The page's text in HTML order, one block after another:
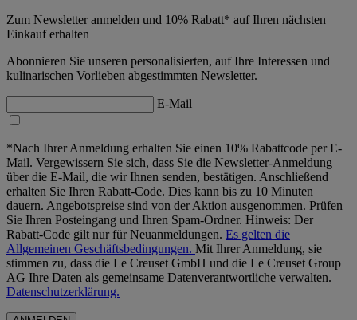
Zum Newsletter anmelden und 10% Rabatt* auf Ihren nächsten
Einkauf erhalten
Abonnieren Sie unseren personalisierten, auf Ihre Interessen und
kulinarischen Vorlieben abgestimmten Newsletter.
E-Mail
*Nach Ihrer Anmeldung erhalten Sie einen 10% Rabattcode per E-
Mail. Vergewissern Sie sich, dass Sie die Newsletter-Anmeldung
über die E-Mail, die wir Ihnen senden, bestätigen. Anschließend
erhalten Sie Ihren Rabatt-Code. Dies kann bis zu 10 Minuten
dauern. Angebotspreise sind von der Aktion ausgenommen. Prüfen
Sie Ihren Posteingang und Ihren Spam-Ordner. Hinweis: Der
Rabatt-Code gilt nur für Neuanmeldungen. Es gelten die
Allgemeinen Geschäftsbedingungen. Mit Ihrer Anmeldung, sie
stimmen zu, dass die Le Creuset GmbH und die Le Creuset Group
AG Ihre Daten als gemeinsame Datenverantwortliche verwalten.
Datenschutzerklärung.